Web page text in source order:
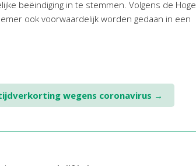
beëindiging in te stemmen. Volgens de Hoge
ook voorwaardelijk worden gedaan in een
wegens coronavirus →